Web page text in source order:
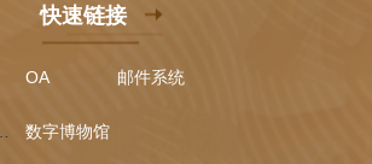
快速链接
OA 邮件系统
数字博物馆